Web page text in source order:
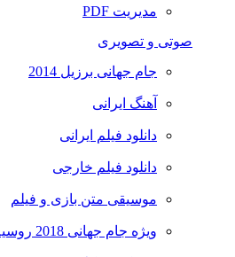
مدیریت PDF
صوتی و تصویری
جام جهانی برزیل 2014
آهنگ ایرانی
دانلود فیلم ایرانی
دانلود فیلم خارجی
موسیقی متن بازی و فیلم
ویژه جام جهانی 2018 روسیه